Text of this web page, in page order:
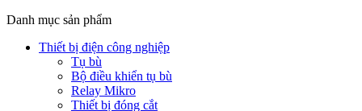
Danh mục sản phẩm
Thiết bị điện công nghiệp
Tụ bù
Bộ điều khiển tụ bù
Relay Mikro
Thiết bị đóng cắt